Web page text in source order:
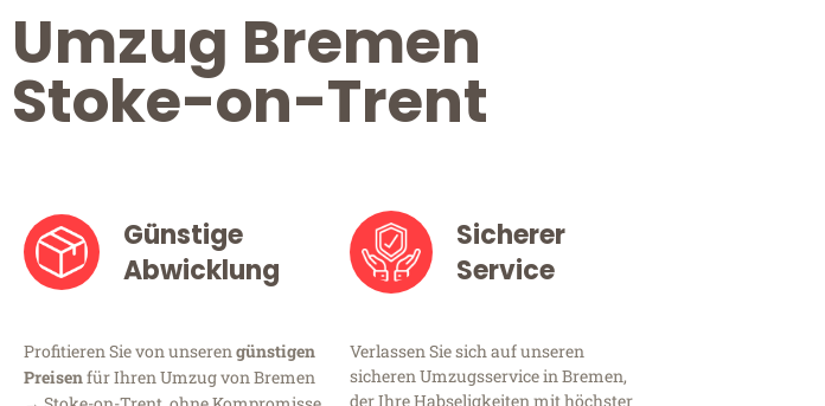
Umzug Bremen
Stoke-on-Trent
Günstige
Abwicklung
Profitieren Sie von unserengünstigen
Preisenfür Ihren Umzug von Bremen
Sicherer
Service
Verlassen Sie sich auf unseren
sicheren Umzugsservice in Bremen,
der Ihre Habseligkeiten mit höchster